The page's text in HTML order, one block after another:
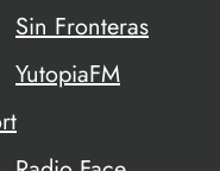
Sin Fronteras
YutopiaFM